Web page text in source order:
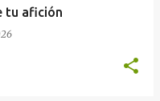
tu afición